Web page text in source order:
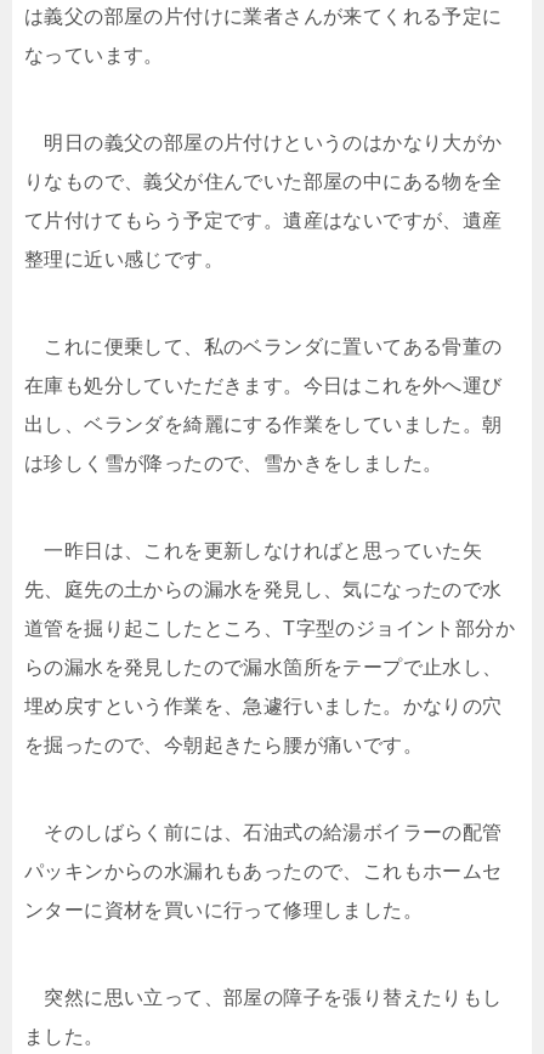
は義父の部屋の片付けに業者さんが来てくれる予定に
なっています。
明日の義父の部屋の片付けというのはかなり大がか
りなもので、義父が住んでいた部屋の中にある物を全
て片付けてもらう予定です。遺産はないですが、遺産
整理に近い感じです。
これに便乗して、私のベランダに置いてある骨董の
在庫も処分していただきます。今日はこれを外へ運び
出し、ベランダを綺麗にする作業をしていました。朝
は珍しく雪が降ったので、雪かきをしました。
一昨日は、これを更新しなければと思っていた矢
先、庭先の土からの漏水を発見し、気になったので水
道管を掘り起こしたところ、T字型のジョイント部分か
らの漏水を発見したので漏水箇所をテープで止水し、
埋め戻すという作業を、急遽行いました。かなりの穴
を掘ったので、今朝起きたら腰が痛いです。
そのしばらく前には、石油式の給湯ボイラーの配管
パッキンからの水漏れもあったので、これもホームセ
ンターに資材を買いに行って修理しました。
突然に思い立って、部屋の障子を張り替えたりもし
ました。